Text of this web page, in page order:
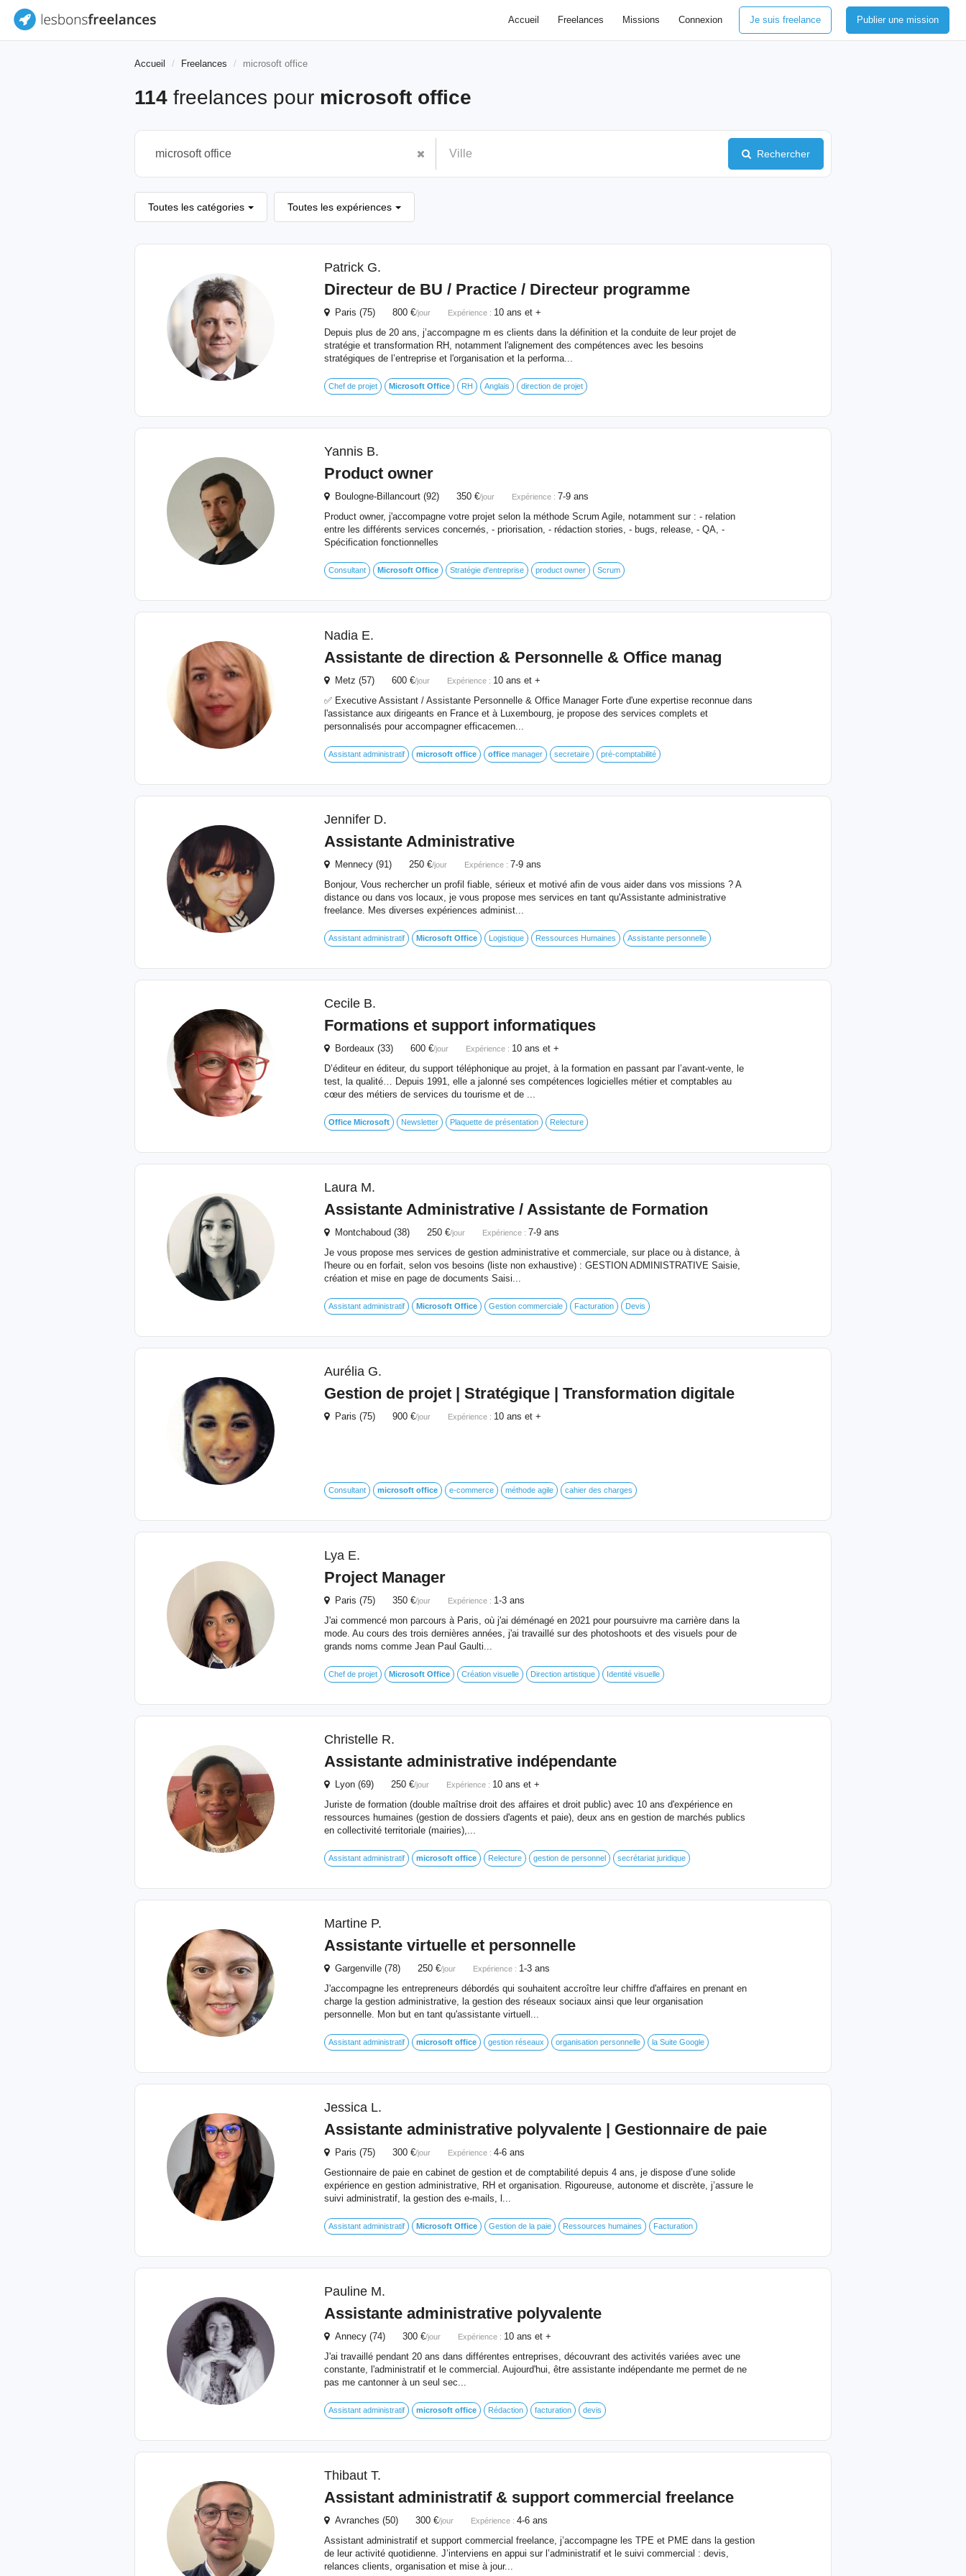
Accueil Freelances Missions Connexion Je suis freelance Publier une mission
Accueil Freelances microsoft office
114 freelances pour microsoft office
Rechercher
Toutes les catégories Toutes les expériences
Patrick G.
Directeur de BU / Practice / Directeur programme
Paris (75) 800 €/jour Expérience : 10 ans et +
Depuis plus de 20 ans, j’accompagne m es clients dans la définition et la conduite de leur projet de
stratégie et transformation RH, notamment l'alignement des compétences avec les besoins
stratégiques de l’entreprise et l'organisation et la performa...
Chef de projet Microsoft Office RH Anglais direction de projet
Yannis B.
Product owner
Boulogne-Billancourt (92) 350 €/jour Expérience : 7-9 ans
Product owner, j'accompagne votre projet selon la méthode Scrum Agile, notamment sur : - relation
entre les différents services concernés, - priorisation, - rédaction stories, - bugs, release, - QA, -
Spécification fonctionnelles
Consultant Microsoft Office Stratégie d'entreprise product owner Scrum
Nadia E.
Assistante de direction & Personnelle & Officemanag
Metz (57) 600 €/jour Expérience : 10 ans et +
✅ Executive Assistant / Assistante Personnelle & Office Manager Forte d'une expertise reconnue dans
l'assistance aux dirigeants en France et à Luxembourg, je propose des services complets et
personnalisés pour accompagner efficacemen...
Assistant administratif microsoft office officemanager secretaire pré-comptabilité
Jennifer D.
Assistante Administrative
Mennecy (91) 250 €/jour Expérience : 7-9 ans
Bonjour, Vous rechercher un profil fiable, sérieux et motivé afin de vous aider dans vos missions ? A
distance ou dans vos locaux, je vous propose mes services en tant qu'Assistante administrative
freelance. Mes diverses expériences administ...
Assistant administratif Microsoft Office Logistique Ressources Humaines Assistante personnelle
Cecile B.
Formations et support informatiques
Bordeaux (33) 600 €/jour Expérience : 10 ans et +
D’éditeur en éditeur, du support téléphonique au projet, à la formation en passant par l’avant-vente, le
test, la qualité… Depuis 1991, elle a jalonné ses compétences logicielles métier et comptables au
cœur des métiers de services du tourisme et de ...
Office Microsoft Newsletter Plaquette de présentation Relecture
Laura M.
Assistante Administrative / Assistante de Formation
Montchaboud (38) 250 €/jour Expérience : 7-9 ans
Je vous propose mes services de gestion administrative et commerciale, sur place ou à distance, à
l'heure ou en forfait, selon vos besoins (liste non exhaustive) : GESTION ADMINISTRATIVE Saisie,
création et mise en page de documents Saisi...
Assistant administratif Microsoft Office Gestion commerciale Facturation Devis
Aurélia G.
Gestion de projet | Stratégique | Transformation digitale
Paris (75) 900 €/jour Expérience : 10 ans et +
Consultant microsoft office e-commerce méthode agile cahier des charges
Lya E.
Project Manager
Paris (75) 350 €/jour Expérience : 1-3 ans
J'ai commencé mon parcours à Paris, où j'ai déménagé en 2021 pour poursuivre ma carrière dans la
mode. Au cours des trois dernières années, j'ai travaillé sur des photoshoots et des visuels pour de
grands noms comme Jean Paul Gaulti...
Chef de projet Microsoft Office Création visuelle Direction artistique Identité visuelle
Christelle R.
Assistante administrative indépendante
Lyon (69) 250 €/jour Expérience : 10 ans et +
Juriste de formation (double maîtrise droit des affaires et droit public) avec 10 ans d'expérience en
ressources humaines (gestion de dossiers d'agents et paie), deux ans en gestion de marchés publics
en collectivité territoriale (mairies),...
Assistant administratif microsoft office Relecture gestion de personnel secrétariat juridique
Martine P.
Assistante virtuelle et personnelle
Gargenville (78) 250 €/jour Expérience : 1-3 ans
J'accompagne les entrepreneurs débordés qui souhaitent accroître leur chiffre d'affaires en prenant en
charge la gestion administrative, la gestion des réseaux sociaux ainsi que leur organisation
personnelle. Mon but en tant qu'assistante virtuell...
Assistant administratif microsoft office gestion réseaux organisation personnelle la Suite Google
Jessica L.
Assistante administrative polyvalente | Gestionnaire de paie
Paris (75) 300 €/jour Expérience : 4-6 ans
Gestionnaire de paie en cabinet de gestion et de comptabilité depuis 4 ans, je dispose d’une solide
expérience en gestion administrative, RH et organisation. Rigoureuse, autonome et discrète, j’assure le
suivi administratif, la gestion des e-mails, l...
Assistant administratif Microsoft Office Gestion de la paie Ressources humaines Facturation
Pauline M.
Assistante administrative polyvalente
Annecy (74) 300 €/jour Expérience : 10 ans et +
J'ai travaillé pendant 20 ans dans différentes entreprises, découvrant des activités variées avec une
constante, l'administratif et le commercial. Aujourd'hui, être assistante indépendante me permet de ne
pas me cantonner à un seul sec...
Assistant administratif microsoft office Rédaction facturation devis
Thibaut T.
Assistant administratif & support commercial freelance
Avranches (50) 300 €/jour Expérience : 4-6 ans
Assistant administratif et support commercial freelance, j’accompagne les TPE et PME dans la gestion
de leur activité quotidienne. J’interviens en appui sur l’administratif et le suivi commercial : devis,
relances clients, organisation et mise à jour...